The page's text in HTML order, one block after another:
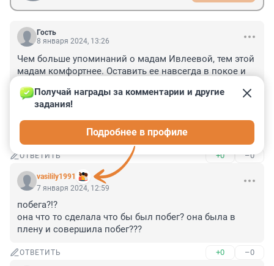
Гость
8 января 2024, 13:26
Чем больше упоминаний о мадам Ивлеевой, тем этой
мадам комфортнее. Оставить ее навсегда в покое и
нее. Если она богата, то пусть живет припеваючи,
кончились деньги- вперед на заработки,
продемонстрированное телосложение ей это
ОТВЕТИТЬ +0 –0
vasilily1991
Получай награды за комментарии и другие
задания!
Подробнее в профиле
7 января 2024, 12:59
побега?!?
она что то сделала что бы был побег? она была в
плену и совершила побег???
ОТВЕТИТЬ +0 –0